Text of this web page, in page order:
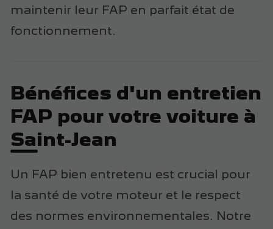
maintenir leur FAP en parfait état de
fonctionnement.
Bénéfices d'un entretien
FAP pour votre voiture à
Saint-Jean
Un FAP bien entretenu est crucial pour
la santé de votre moteur et le respect
des normes environnementales. Notre